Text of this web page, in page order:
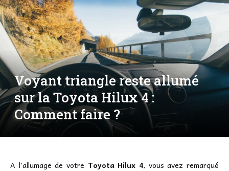
Voyant triangle reste allumé
sur la Toyota Hilux 4 :
Comment faire ?
A l’allumage de votre Toyota Hilux 4, vous avez remarqué